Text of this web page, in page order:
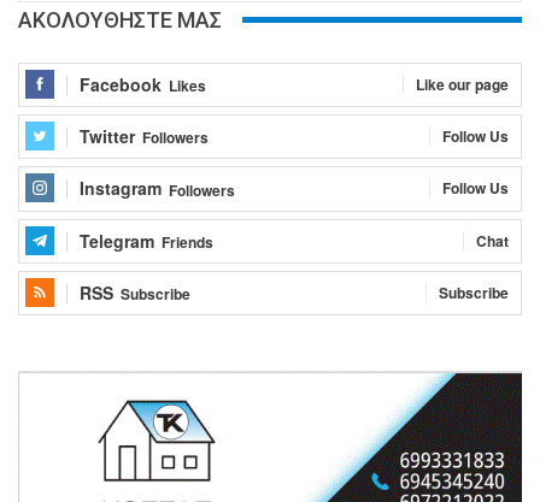
ΑΚΟΛΟΥΘΗΣΤΕ ΜΑΣ
Facebook Likes Like our page
Twitter Followers Follow Us
Instagram Followers Follow Us
Telegram Friends Chat
RSS Subscribe Subscribe